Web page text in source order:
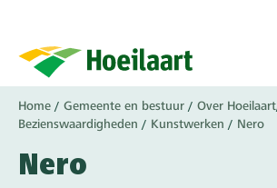
naar
inhoud
gaan
Kruimelpad
Home Gemeente en bestuur
Over Hoeilaart
Bezienswaardigheden
Kunstwerken Nero
Nero